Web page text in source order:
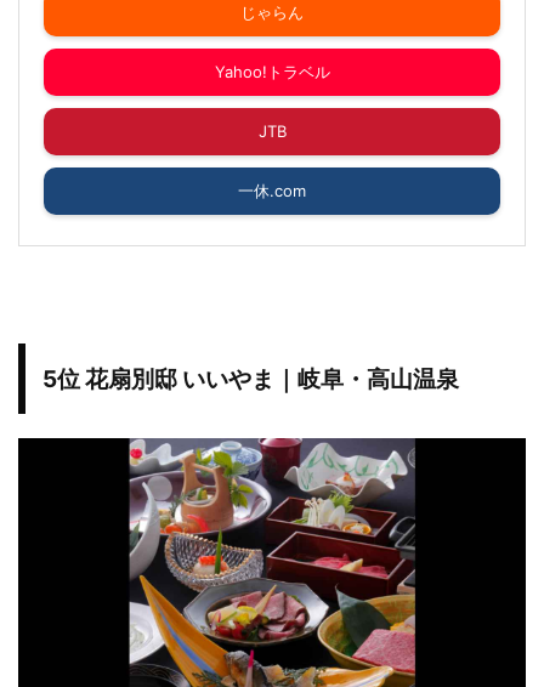
じゃらん
Yahoo!トラベル
JTB
一休.com
5位 花扇別邸 いいやま｜岐阜・高山温泉